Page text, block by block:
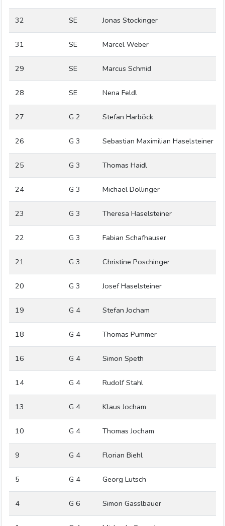
32 SE Jonas Stockinger
31 SE Marcel Weber
29 SE Marcus Schmid
28 SE Nena Feldl
27 G 2 Stefan Harböck
26 G 3 Sebastian Maximilian Haselsteiner
25 G 3 Thomas Haidl
24 G 3 Michael Dollinger
23 G 3 Theresa Haselsteiner
22 G 3 Fabian Schafhauser
21 G 3 Christine Poschinger
20 G 3 Josef Haselsteiner
19 G 4 Stefan Jocham
18 G 4 Thomas Pummer
16 G 4 Simon Speth
14 G 4 Rudolf Stahl
13 G 4 Klaus Jocham
10 G 4 Thomas Jocham
9 G 4 Florian Biehl
5 G 4 Georg Lutsch
4 G 6 Simon Gasslbauer